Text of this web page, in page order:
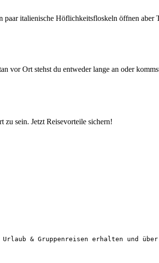
italienische Höflichkeitsfloskeln öffnen aber
vor Ort stehst du entweder lange an oder
zu sein. Jetzt Reisevorteile sichern!
Urlaub & Gruppenreisen erhalten